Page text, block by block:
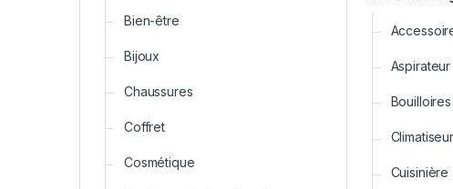
Bien-être
Bijoux
Chaussures
Coffret
Cosmétique
Climatiseur
Cuisinière